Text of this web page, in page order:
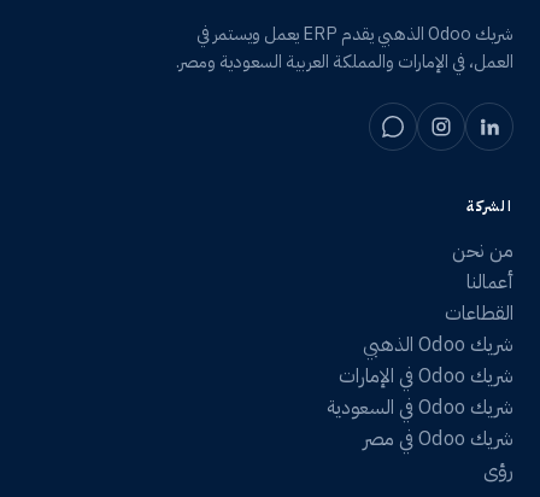
شريك Odoo الذهبي يقدم ERP يعمل ويستمر في
العمل، في الإمارات والمملكة العربية السعودية ومصر.
الشركة
من نحن
أعمالنا
القطاعات
شريك Odoo الذهبي
شريك Odoo في الإمارات
شريك Odoo في السعودية
شريك Odoo في مصر
رؤى